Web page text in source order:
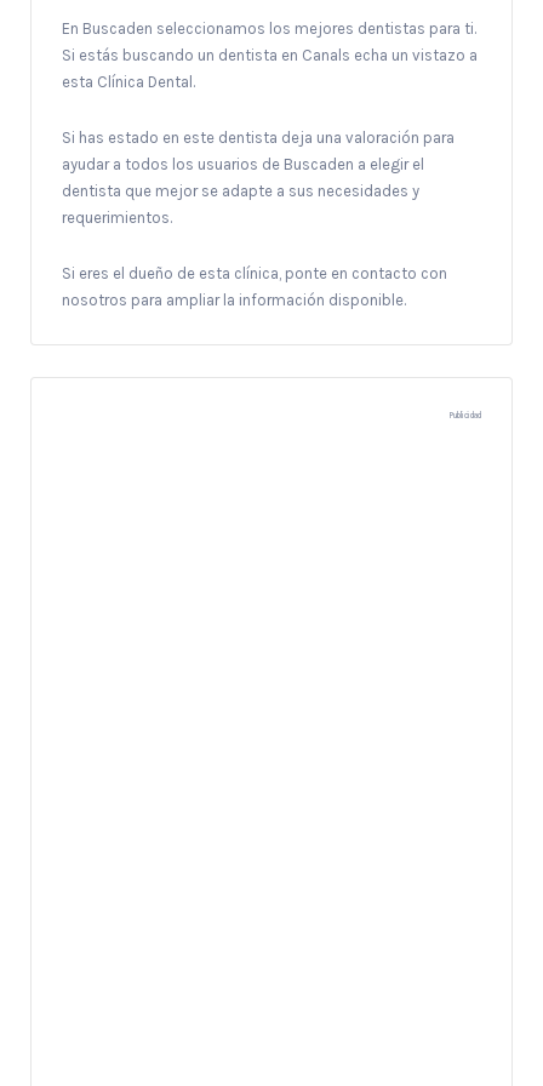
En Buscaden seleccionamos los mejores dentistas para ti.
Si estás buscando un dentista en Canals echa un vistazo a
esta Clínica Dental.
Si has estado en este dentista deja una valoración para
ayudar a todos los usuarios de Buscaden a elegir el
dentista que mejor se adapte a sus necesidades y
requerimientos.
Si eres el dueño de esta clínica, ponte en contacto con
nosotros para ampliar la información disponible.
Publicidad